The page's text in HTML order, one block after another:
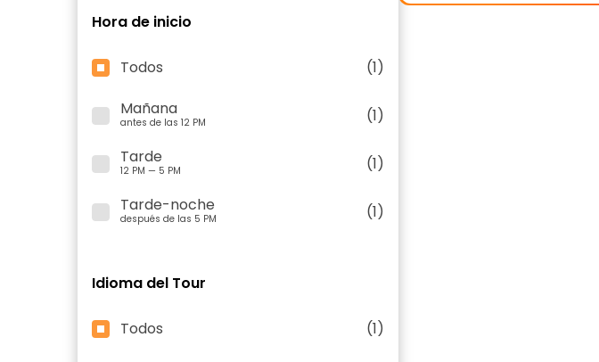
Hora de inicio
Todos
(1)
Mañana
antes de las 12 PM
(1)
Tarde
12 PM — 5 PM
(1)
Tarde-noche
después de las 5 PM (1)
Idioma del Tour
Todos (1)